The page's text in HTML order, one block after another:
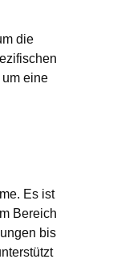
die
eine
Es ist
Bereich
bis